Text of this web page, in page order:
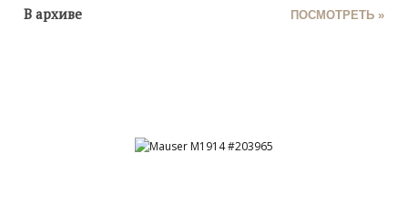
В архиве ПОСМОТРЕТЬ »